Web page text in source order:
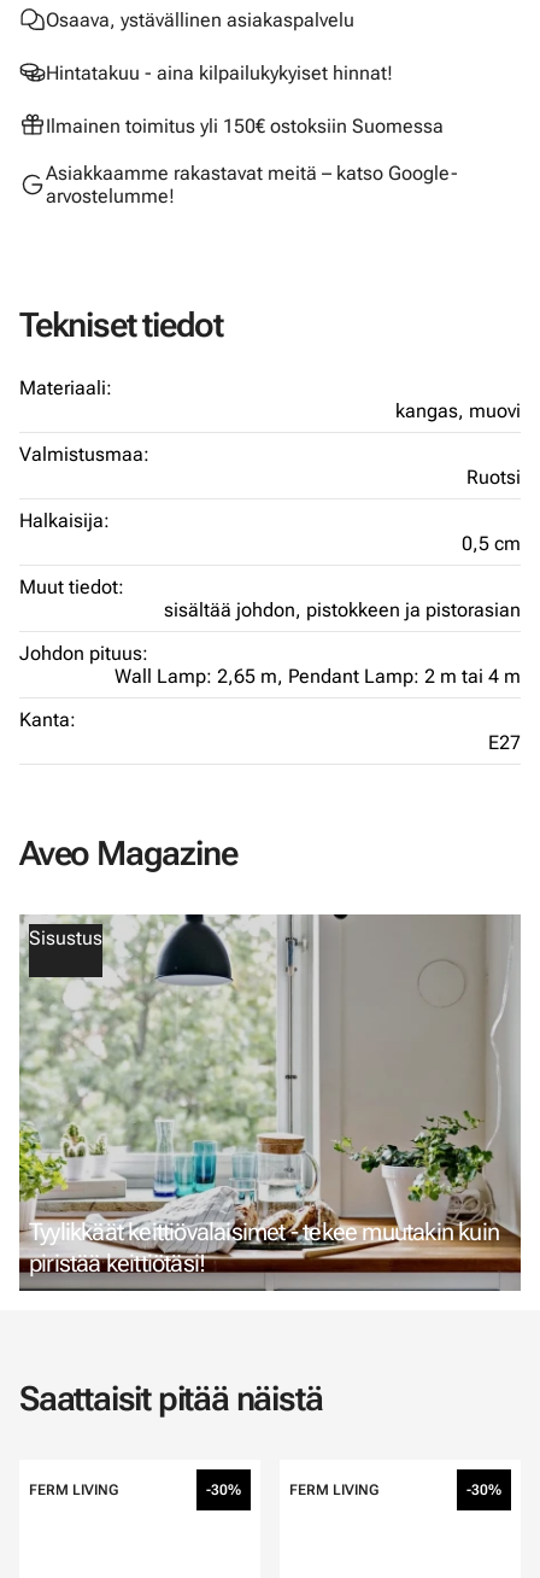
Osaava, ystävällinen asiakaspalvelu
Hintatakuu - aina kilpailukykyiset hinnat!
Ilmainen toimitus yli 150€ ostoksiin Suomessa
Asiakkaamme rakastavat meitä – katso Google-
arvostelumme!
Tekniset tiedot
Materiaali:
kangas, muovi
Valmistusmaa:
Ruotsi
Halkaisija:
0,5 cm
Muut tiedot:
sisältää johdon, pistokkeen ja pistorasian
Johdon pituus:
Wall Lamp: 2,65 m, Pendant Lamp: 2 m tai 4 m
Kanta:
E27
Aveo Magazine
Sisustus
Tyylikkäät keittiövalaisimet - tekee muutakin kuin
piristää keittiötäsi!
Saattaisit pitää näistä
FERM LIVING -30% FERM LIVING -30%